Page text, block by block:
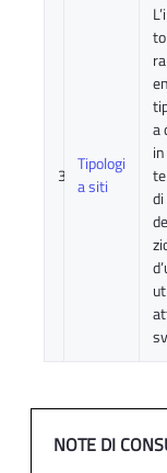
3
Tipologi
a siti
a
in
di
NOTE DI